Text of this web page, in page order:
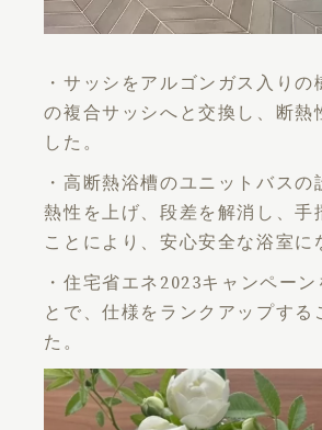
・サッシをアルゴンガス入りの
の複合サッシへと交換し、断熱
した。
・高断熱浴槽のユニットバスの
熱性を上げ、段差を解消し、手
ことにより、安心安全な浴室に
・住宅省エネ2023キャンペー
とで、仕様をランクアップする
た。